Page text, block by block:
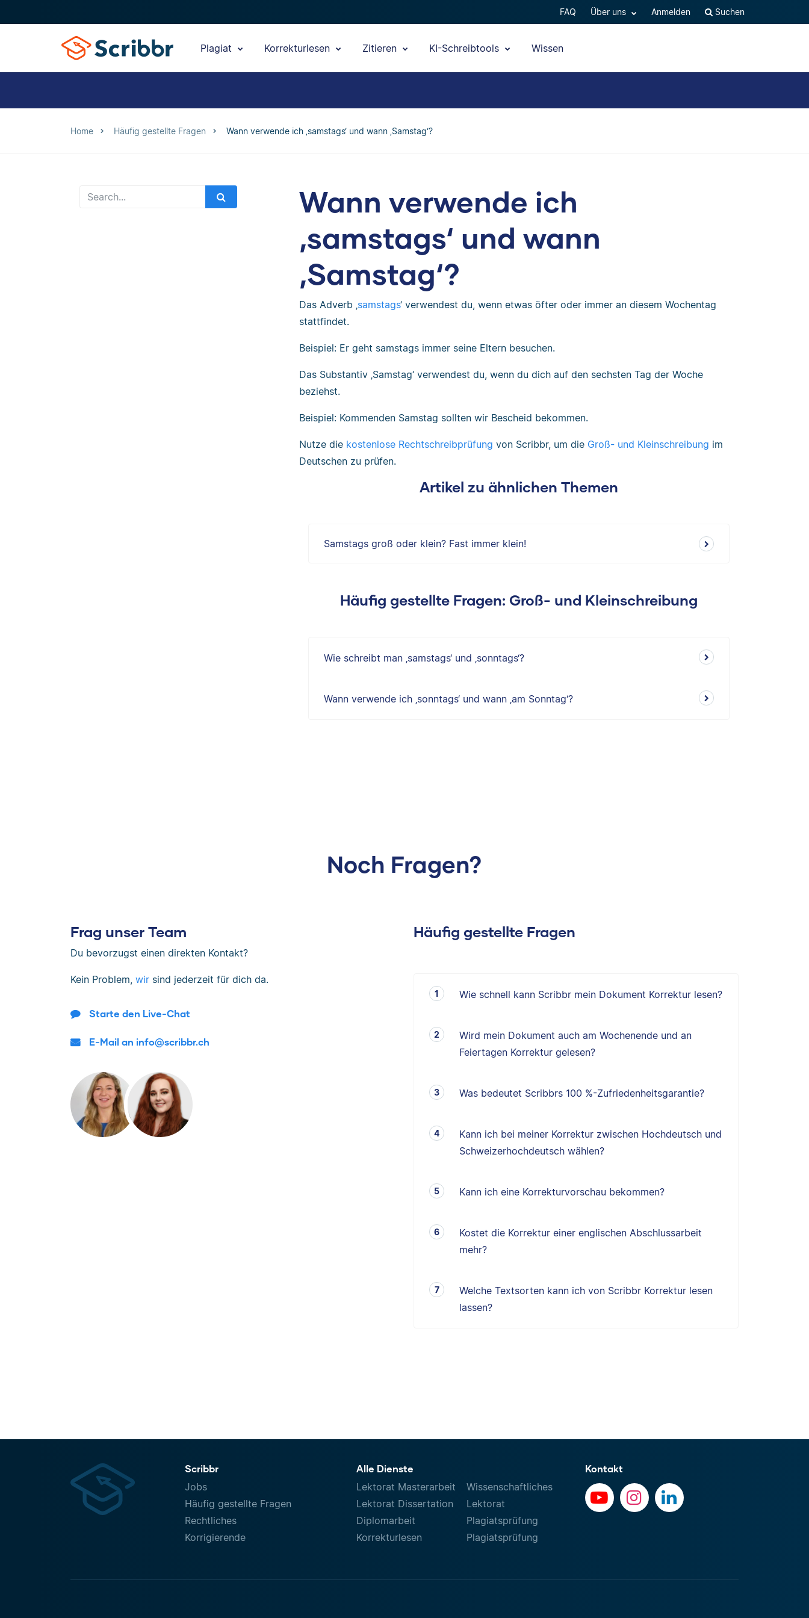
FAQ Über uns Anmelden Suchen
Plagiat Korrekturlesen Zitieren KI-Schreibtools Wissen
Home Häufig gestellte Fragen Wann verwende ich ‚samstags‘ und wann ‚Samstag‘?
Wann verwende ich
‚samstags‘ und wann
‚Samstag‘?
Das Adverb ‚samstags‘ verwendest du, wenn etwas öfter oder immer an diesem Wochentag
stattfindet.
Beispiel: Er geht samstags immer seine Eltern besuchen.
Das Substantiv ‚Samstag‘ verwendest du, wenn du dich auf den sechsten Tag der Woche
beziehst.
Beispiel: Kommenden Samstag sollten wir Bescheid bekommen.
Nutze die kostenlose Rechtschreibprüfung von Scribbr, um die Groß- und Kleinschreibung im
Deutschen zu prüfen.
Artikel zu ähnlichen Themen
Samstags groß oder klein? Fast immer klein!
Häufig gestellte Fragen: Groß- und Kleinschreibung
Wie schreibt man ‚samstags‘ und ‚sonntags‘?
Wann verwende ich ‚sonntags‘ und wann ‚am Sonntag‘?
Noch Fragen?
Frag unser Team
Du bevorzugst einen direkten Kontakt?
Kein Problem, wir sind jederzeit für dich da.
Starte den Live-Chat
E-Mail an info@scribbr.ch
Häufig gestellte Fragen
Wie schnell kann Scribbr mein Dokument Korrektur lesen?
Wird mein Dokument auch am Wochenende und an
Feiertagen Korrektur gelesen?
Was bedeutet Scribbrs 100 %-Zufriedenheitsgarantie?
Kann ich bei meiner Korrektur zwischen Hochdeutsch und
Schweizerhochdeutsch wählen?
Kann ich eine Korrekturvorschau bekommen?
Kostet die Korrektur einer englischen Abschlussarbeit
mehr?
Welche Textsorten kann ich von Scribbr Korrektur lesen
lassen?
Scribbr
Jobs
Häufig gestellte Fragen
Rechtliches
Korrigierende
Alle Dienste
Lektorat Masterarbeit
Lektorat Dissertation
Diplomarbeit
Korrekturlesen
Wissenschaftliches
Lektorat
Plagiatsprüfung
Plagiatsprüfung
Kontakt